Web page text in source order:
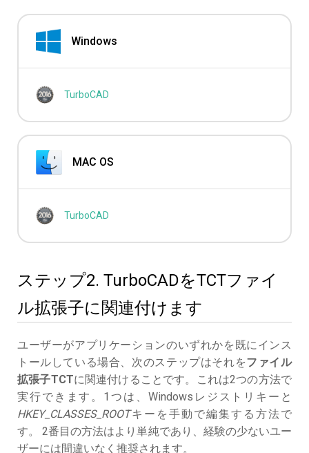
Windows
TurboCAD
MAC OS
TurboCAD
ステップ2. TurboCADをTCTファイ
ル拡張子に関連付けます
ユーザーがアプリケーションのいずれかを既にインス
トールしている場合、次のステップはそれをファイル
拡張子TCTに関連付けることです。これは2つの方法で
実行できます。1つは、Windowsレジストリキーと
HKEY_CLASSES_ROOTキーを手動で編集する方法で
す。 2番目の方法はより単純であり、経験の少ないユー
ザーには間違いなく推奨されます。